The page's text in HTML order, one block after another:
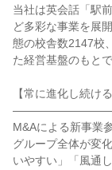
当社は英会話「駅
ど多彩な事業を展
態の校舎数2147校
た経営基盤のもと
【常に進化し続け
M&Aによる新事業
グループ全体が変
いやすい」「風通